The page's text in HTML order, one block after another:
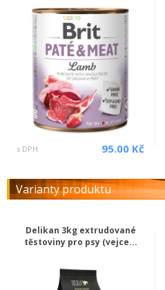
s DPH 95.00 Kč
Varianty produktu
Delikan 3kg extrudované
těstoviny pro psy (vejce...